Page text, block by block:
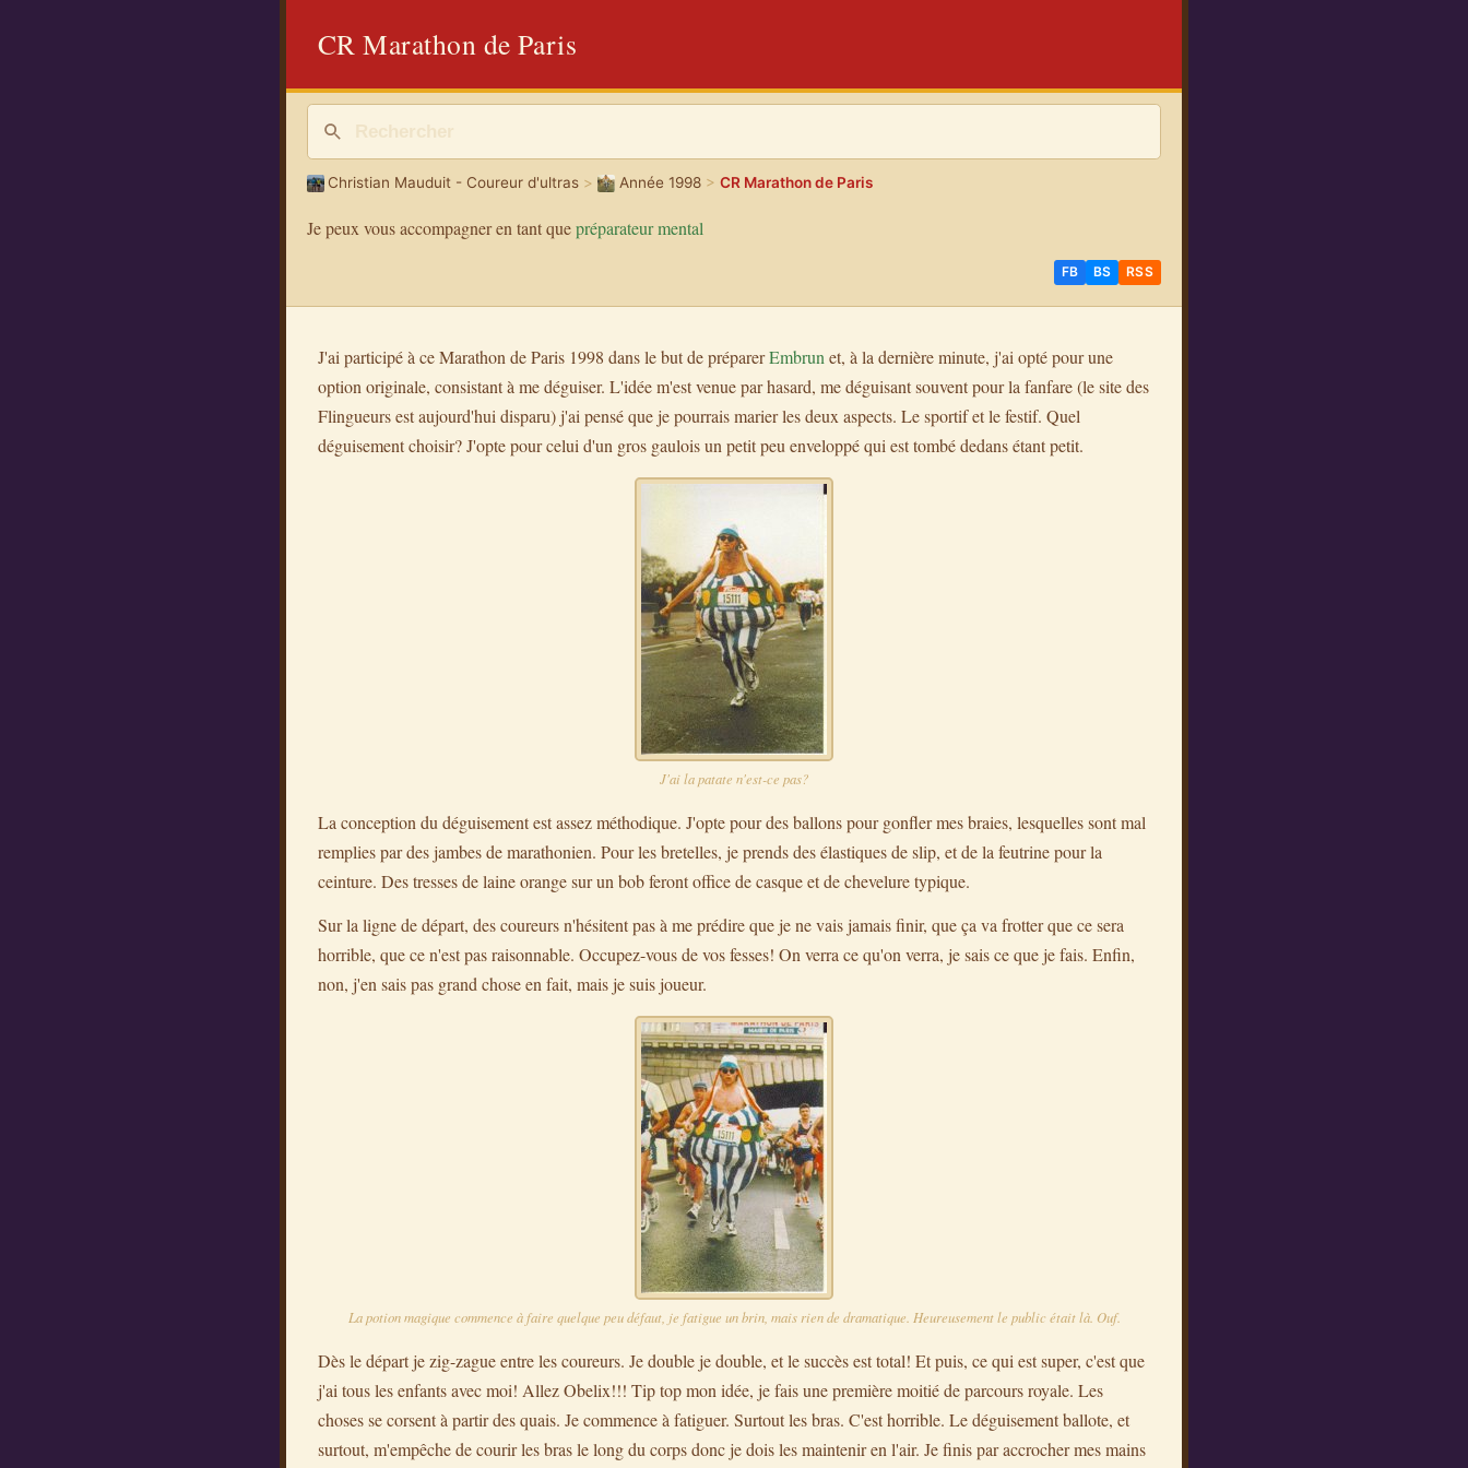
CR Marathon de Paris
Christian Mauduit - Coureur d'ultras > Année 1998> CR Marathon de Paris
Je peux vous accompagner en tant quepréparateur mental
FB BS RSS
J'ai participé à ce Marathon de Paris 1998 dans le but de préparerEmbrun et, à la dernière minute, j'ai opté pour une
option originale, consistant à me déguiser. L'idée m'est venue par hasard, me déguisant souvent pour la fanfare (le site des
Flingueurs est aujourd'hui disparu) j'ai pensé que je pourrais marier les deux aspects. Le sportif et le festif. Quel
déguisement choisir? J'opte pour celui d'un gros gaulois un petit peu enveloppé qui est tombé dedans étant petit.
J'ai la patate n'est-ce pas?
La conception du déguisement est assez méthodique. J'opte pour des ballons pour gonfler mes braies, lesquelles sont mal
remplies par des jambes de marathonien. Pour les bretelles, je prends des élastiques de slip, et de la feutrine pour la
ceinture. Des tresses de laine orange sur un bob feront office de casque et de chevelure typique.
Sur la ligne de départ, des coureurs n'hésitent pas à me prédire que je ne vais jamais finir, que ça va frotter que ce sera
horrible, que ce n'est pas raisonnable. Occupez-vous de vos fesses! On verra ce qu'on verra, je sais ce que je fais. Enfin,
non, j'en sais pas grand chose en fait, mais je suis joueur.
La potion magique commence à faire quelque peu défaut, je fatigue un brin, mais rien de dramatique. Heureusement le public était là. Ouf.
Dès le départ je zig-zague entre les coureurs. Je double je double, et le succès est total! Et puis, ce qui est super, c'est que
j'ai tous les enfants avec moi! Allez Obelix!!! Tip top mon idée, je fais une première moitié de parcours royale. Les
choses se corsent à partir des quais. Je commence à fatiguer. Surtout les bras. C'est horrible. Le déguisement ballote, et
surtout, m'empêche de courir les bras le long du corps donc je dois les maintenir en l'air. Je finis par accrocher mes mains